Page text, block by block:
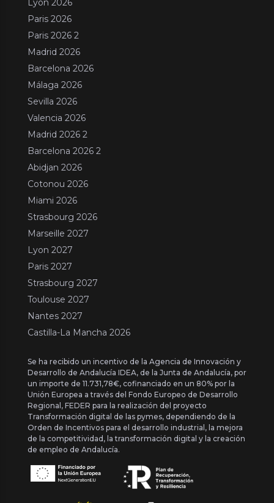
Lyon 2026
Paris 2026
Paris 2026 2
Madrid 2026
Barcelona 2026
Málaga 2026
Sevilla 2026
Valencia 2026
Madrid 2026 2
Barcelona 2026 2
Abidjan 2026
Cotonou 2026
Miami 2026
Strasbourg 2026
Marseille 2027
Lyon 2027
Paris 2027
Strasbourg 2027
Toulouse 2027
Nantes 2027
Castilla-La Mancha 2026
Se ha recibido un incentivo de la Agencia de Innovación y
Desarrollo de Andalucía IDEA, de la Junta de Andalucía, por
un importe de 11.731,78€, cofinanciado en un 80% por la
Unión Europea a través del Fondo Europeo de Desarrollo
Regional, FEDER para la realización del proyecto
Transformación digital de las pymes, dependiendo de la
Orden de Incentivos para el desarrollo industrial, la mejora
de la competitividad, la transformación digital y la creación
de empleo de Andalucía.